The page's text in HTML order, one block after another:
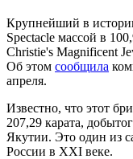
Крупнейший в
Spectacle массой в
Christie's Magnificent
Об этом сообщила
апреля.
Известно, что этот
207,29 карата,
Якутии. Это один из
России в XXI веке.